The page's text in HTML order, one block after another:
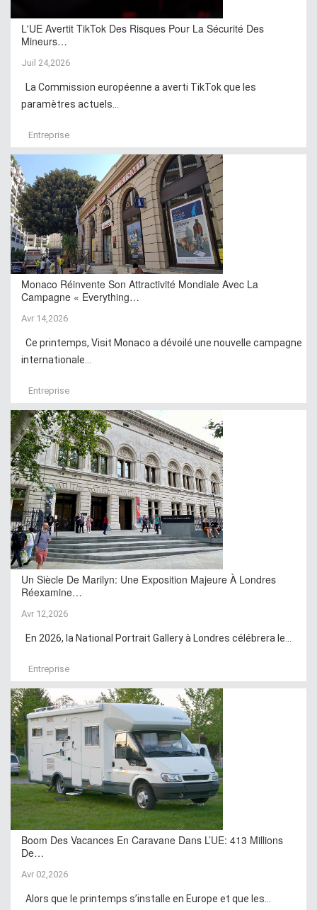
L'UE Avertit TikTok Des Risques Pour La Sécurité Des
Mineurs…
Juil 24,2026
La Commission européenne a averti TikTok que les
paramètres actuels...
Entreprise
Monaco Réinvente Son Attractivité Mondiale Avec La
Campagne « Everything…
Avr 14,2026
Ce printemps, Visit Monaco a dévoilé une nouvelle campagne
internationale...
Entreprise
Un Siècle De Marilyn: Une Exposition Majeure À Londres
Réexamine…
Avr 12,2026
En 2026, la National Portrait Gallery à Londres célébrera le...
Entreprise
Boom Des Vacances En Caravane Dans L’UE: 413 Millions
De…
Avr 02,2026
Alors que le printemps s’installe en Europe et que les...